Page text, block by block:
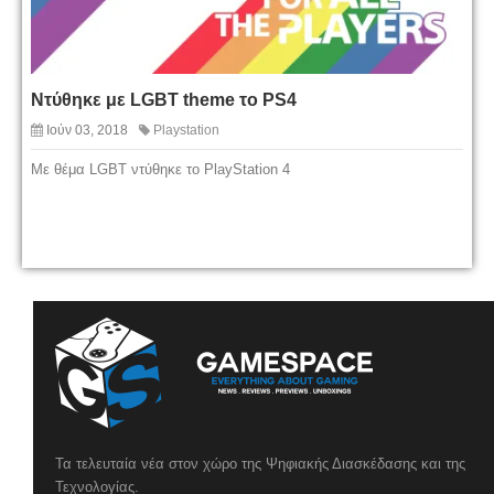
Ντύθηκε με LGBT theme το PS4
Ιούν 03, 2018 Playstation
Με θέμα LGBT ντύθηκε το PlayStation 4
Τα τελευταία νέα στον χώρο της Ψηφιακής Διασκέδασης και της
Τεχνολογίας.